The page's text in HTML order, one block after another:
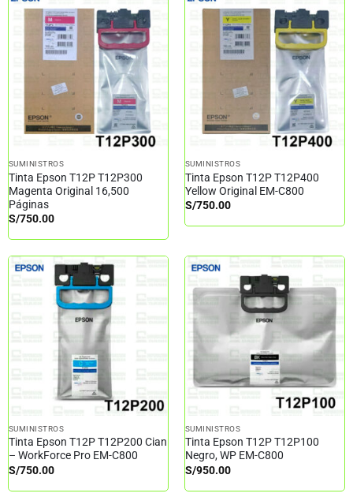
SUMINISTROS
Tinta Epson T12P T12P300
Magenta Original 16,500
Páginas
S/750.00
SUMINISTROS
Tinta Epson T12P T12P400
Yellow Original EM-C800
S/750.00
SUMINISTROS
Tinta Epson T12P T12P200 Cian
– WorkForce Pro EM-C800
S/750.00
SUMINISTROS
Tinta Epson T12P T12P100
Negro, WP EM-C800
S/950.00